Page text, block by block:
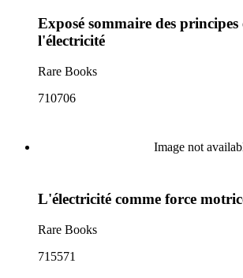
Exposé sommaire des principes
l'électricité
Rare Books
710706
Image not
L'électricité comme force
Rare Books
715571